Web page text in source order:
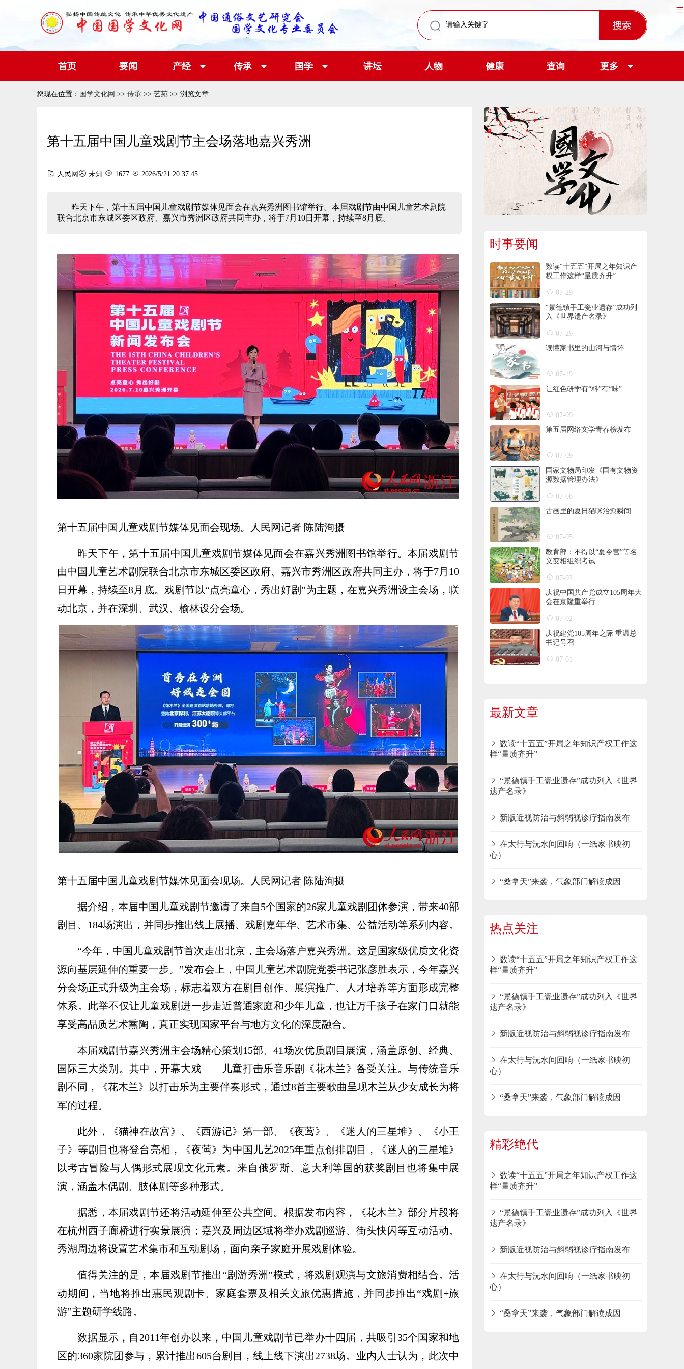
首页 要闻 产经 传承 国学 讲坛 人物 健康 查询 更多
您现在位置： 国学文化网 >> 传承 >> 艺苑 >> 浏览文章
第十五届中国儿童戏剧节主会场落地嘉兴秀洲
人民网 未知 1677 2026/5/21 20:37:45
昨天下午，第十五届中国儿童戏剧节媒体见面会在嘉兴秀洲图书馆举行。本届戏剧节由中国儿童艺术剧院
联合北京市东城区委区政府、嘉兴市秀洲区政府共同主办，将于7月10日开幕，持续至8月底。
第十五届中国儿童戏剧节媒体见面会现场。人民网记者 陈陆洵摄
昨天下午，第十五届中国儿童戏剧节媒体见面会在嘉兴秀洲图书馆举行。本届戏剧节
由中国儿童艺术剧院联合北京市东城区委区政府、嘉兴市秀洲区政府共同主办，将于7月10
日开幕，持续至8月底。戏剧节以“点亮童心，秀出好剧”为主题，在嘉兴秀洲设主会场，联
动北京，并在深圳、武汉、榆林设分会场。
第十五届中国儿童戏剧节媒体见面会现场。人民网记者 陈陆洵摄
据介绍，本届中国儿童戏剧节邀请了来自5个国家的26家儿童戏剧团体参演，带来40部
剧目、184场演出，并同步推出线上展播、戏剧嘉年华、艺术市集、公益活动等系列内容。
“今年，中国儿童戏剧节首次走出北京，主会场落户嘉兴秀洲。这是国家级优质文化资
源向基层延伸的重要一步。”发布会上，中国儿童艺术剧院党委书记张彦胜表示，今年嘉兴
分会场正式升级为主会场，标志着双方在剧目创作、展演推广、人才培养等方面形成完整
体系。此举不仅让儿童戏剧进一步走近普通家庭和少年儿童，也让万千孩子在家门口就能
享受高品质艺术熏陶，真正实现国家平台与地方文化的深度融合。
本届戏剧节嘉兴秀洲主会场精心策划15部、41场次优质剧目展演，涵盖原创、经典、
国际三大类别。其中，开幕大戏——儿童打击乐音乐剧《花木兰》备受关注。与传统音乐
剧不同，《花木兰》以打击乐为主要伴奏形式，通过8首主要歌曲呈现木兰从少女成长为将
军的过程。
此外，《猫神在故宫》、《西游记》第一部、《夜莺》、《迷人的三星堆》、《小王
子》等剧目也将登台亮相，《夜莺》为中国儿艺2025年重点创排剧目，《迷人的三星堆》
以考古冒险与人偶形式展现文化元素。来自俄罗斯、意大利等国的获奖剧目也将集中展
演，涵盖木偶剧、肢体剧等多种形式。
据悉，本届戏剧节还将活动延伸至公共空间。根据发布内容，《花木兰》部分片段将
在杭州西子廊桥进行实景展演；嘉兴及周边区域将举办戏剧巡游、街头快闪等互动活动。
秀湖周边将设置艺术集市和互动剧场，面向亲子家庭开展戏剧体验。
值得关注的是，本届戏剧节推出“剧游秀洲”模式，将戏剧观演与文旅消费相结合。活
动期间，当地将推出惠民观剧卡、家庭套票及相关文旅优惠措施，并同步推出“戏剧+旅
游”主题研学线路。
数据显示，自2011年创办以来，中国儿童戏剧节已举办十四届，共吸引35个国家和地
区的360家院团参与，累计推出605台剧目，线上线下演出2738场。业内人士认为，此次中
时事要闻
数读“十五五”开局之年知识产
权工作这样“量质齐升”
07-29
“景德镇手工瓷业遗存”成功列
入《世界遗产名录》
07-29
读懂家书里的山河与情怀
07-19
让红色研学有“料”有“味”
07-09
第五届网络文学青春榜发布
07-09
国家文物局印发《国有文物资
源数据管理办法》
07-08
古画里的夏日猫咪治愈瞬间
07-05
教育部：不得以“夏令营”等名
义变相组织考试
07-03
庆祝中国共产党成立105周年大
会在京隆重举行
07-02
庆祝建党105周年之际 重温总
书记号召
07-01
最新文章
数读“十五五”开局之年知识产权工作这
样“量质齐升”
“景德镇手工瓷业遗存”成功列入《世界
遗产名录》
新版近视防治与斜弱视诊疗指南发布
在太行与沅水间回响（一纸家书映初
心）
“桑拿天”来袭，气象部门解读成因
热点关注
数读“十五五”开局之年知识产权工作这
样“量质齐升”
“景德镇手工瓷业遗存”成功列入《世界
遗产名录》
新版近视防治与斜弱视诊疗指南发布
在太行与沅水间回响（一纸家书映初
心）
“桑拿天”来袭，气象部门解读成因
精彩绝代
数读“十五五”开局之年知识产权工作这
样“量质齐升”
“景德镇手工瓷业遗存”成功列入《世界
遗产名录》
新版近视防治与斜弱视诊疗指南发布
在太行与沅水间回响（一纸家书映初
心）
“桑拿天”来袭，气象部门解读成因